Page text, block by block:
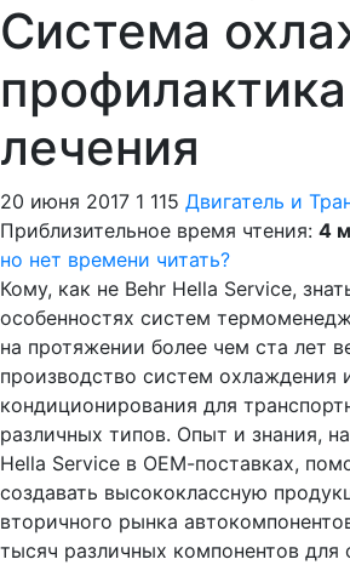
Система
лечения
20 июня 2017 1 115 Двигатель и
Приблизительное время чтения: 4
но нет времени читать?
Кому, как не Behr Hella Service,
особенностях систем
на протяжении более чем ста лет
производство систем охлаждения
кондиционирования для
различных типов. Опыт и знания,
Hella Service в ОЕМ-поставках,
создавать высококлассную
вторичного рынка
тысяч различных компонентов для